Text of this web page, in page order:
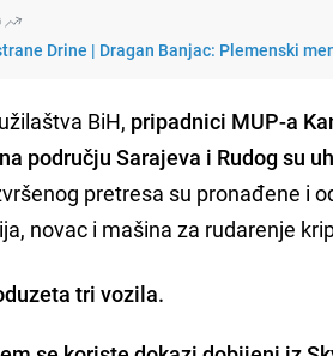
Drine | Dragan Banjac: Plemenski
BiH, pripadnici MUP-a
području Sarajeva i Rudog su
pretresa su pronađene i
novac i mašina za rudarenje
tri vozila.